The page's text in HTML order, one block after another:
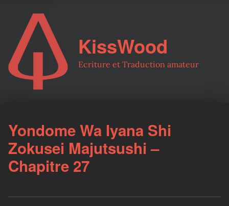
KissWood
Ecriture et Traduction amateur
Yondome Wa Iyana Shi
Zokusei Majutsushi –
Chapitre 27